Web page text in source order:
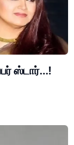
ஸ்டார்...!